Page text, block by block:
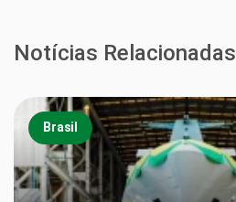
Notícias Relacionadas
Brasil